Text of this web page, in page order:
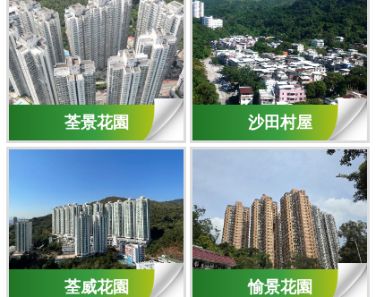
荃景花園
荃威花園
沙田村屋
愉景花園